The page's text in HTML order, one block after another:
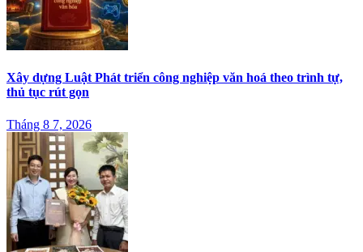
Xây dựng Luật Phát triển công nghiệp văn hoá theo trình tự,
thủ tục rút gọn
Tháng 8 7, 2026